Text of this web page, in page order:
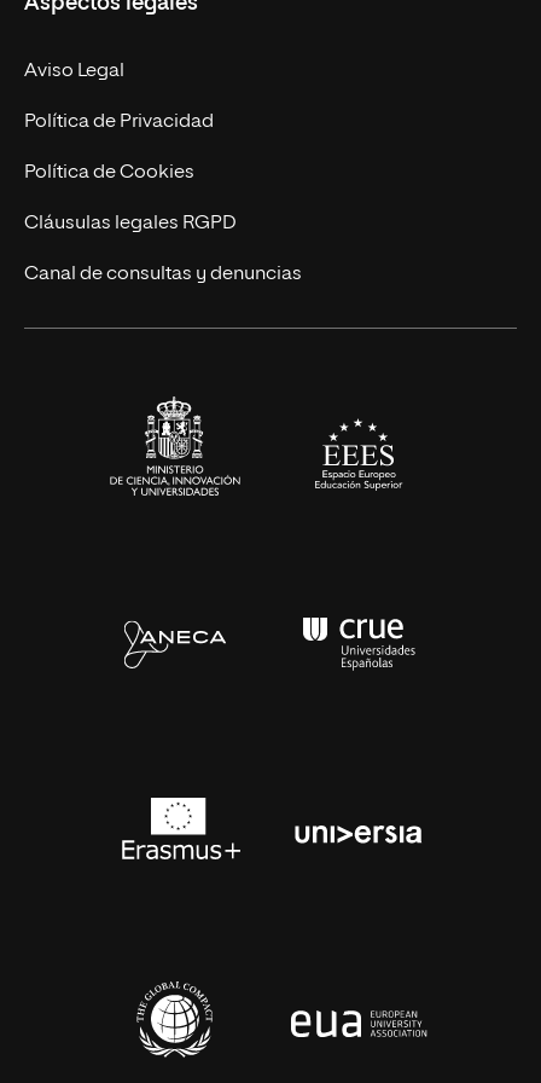
Doctorados
Experto Universitario
Postgrados
Cursos Universitarios
Facultades
Nuestro Equipo
Trabaja en UNIR
Actualidad
UNIR Revista
Eventos
Aviso Legal
Política de Privacidad
Política de Cookies
Cláusulas legales RGPD
Canal de consultas y denuncias